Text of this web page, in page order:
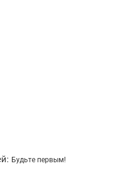
Будьте первым!